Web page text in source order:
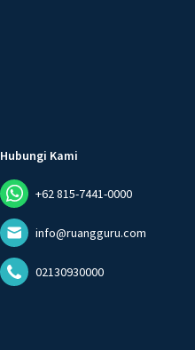
Hubungi Kami
+62 815-7441-0000
info@ruangguru.com
02130930000